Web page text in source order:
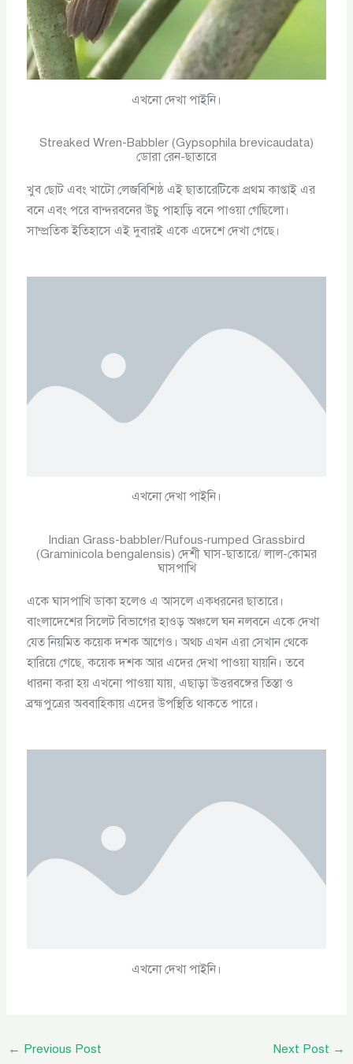
এখনো দেখা পাইনি।
Streaked Wren-Babbler (Gypsophila brevicaudata)
ডোরা রেন-ছাতারে
খুব ছোট এবং খাটো লেজবিশিষ্ঠ এই ছাতারেটিকে প্রথম কাপ্তাই এর
বনে এবং পরে বান্দরবনের উচু পাহাড়ি বনে পাওয়া গেছিলো।
সাম্প্রতিক ইতিহাসে এই দুবারই একে এদেশে দেখা গেছে।
এখনো দেখা পাইনি।
Indian Grass-babbler/Rufous‑rumped Grassbird
(Graminicola bengalensis) দেশী ঘাস-ছাতারে/ লাল-কোমর
ঘাসপাখি
একে ঘাসপাখি ডাকা হলেও এ আসলে একধরনের ছাতারে।
বাংলাদেশের সিলেট বিভাগের হাওড় অঞ্চলে ঘন নলবনে একে দেখা
যেত নিয়মিত কয়েক দশক আগেও। অথচ এখন এরা সেখান থেকে
হারিয়ে গেছে, কয়েক দশক আর এদের দেখা পাওয়া যায়নি। তবে
ধারনা করা হয় এখনো পাওয়া যায়, এছাড়া উত্তরবঙ্গের তিস্তা ও
ব্রহ্মপুত্রের অববাহিকায় এদের উপস্থিতি থাকতে পারে।
এখনো দেখা পাইনি।
← Previous Post Next Post →